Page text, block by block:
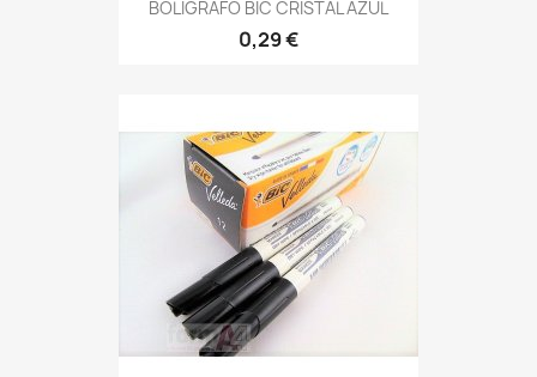
BOLIGRAFO BIC CRISTAL AZUL
0,29 €